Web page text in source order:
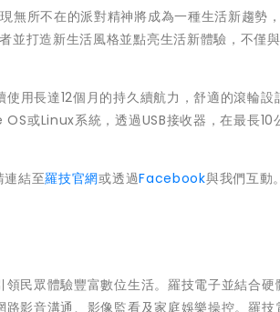
所不在的派對精神將成為一種生活新趨勢
打造新生活風格並點亮生活新體驗，不僅與
用長達12個月的持久續航力，舒適的滾輪設
或Linux系統，透過USB接收器，在最長10
結至羅技官網或透過Facebook與我們互動。
民眾體驗豐富數位生活。羅技電子並結合硬
影音溝通、影像監看及家庭娛樂操控。羅技